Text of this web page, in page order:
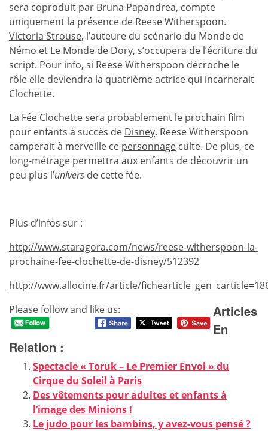
sera coproduit par Bruna Papandrea, compte
uniquement la présence de Reese Witherspoon.
Victoria Strouse, l’auteure du scénario du Monde de
Némo et Le Monde de Dory, s’occupera de l’écriture du
script. Pour info, si Reese Witherspoon décroche le
rôle elle deviendra la quatrième actrice qui incarnerait
Clochette.
La Fée Clochette sera probablement le prochain film
pour enfants à succès de Disney. Reese Witherspoon
camperait à merveille ce personnage culte. De plus, ce
long-métrage permettra aux enfants de découvrir un
peu plus l’univers de cette fée.
Plus d’infos sur :
http://www.staragora.com/news/reese-witherspoon-la-
prochaine-fee-clochette-de-disney/512392
http://www.allocine.fr/article/
Please follow and like us:
Articles
En
Relation :
Spectacle « Toruk – Le Premier Envol » du
Cirque du Soleil à Paris
Des vêtements pour adultes et enfants à
l’image des Minions !
Le judo pour les bambins, y avez-vous pensé ?